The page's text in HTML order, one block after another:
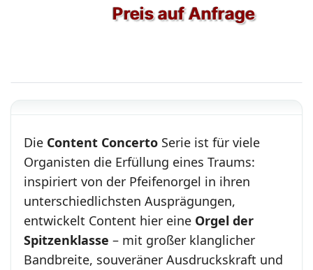
Preis auf Anfrage
Die Content Concerto Serie ist für viele
Organisten die Erfüllung eines Traums:
inspiriert von der Pfeifenorgel in ihren
unterschiedlichsten Ausprägungen,
entwickelt Content hier eine Orgel der
Spitzenklasse – mit großer klanglicher
Bandbreite, souveräner Ausdruckskraft und